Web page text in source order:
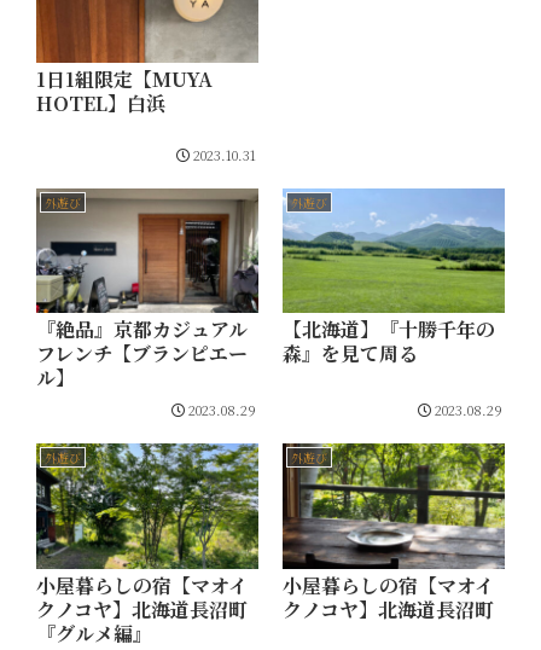
1日1組限定【MUYA
HOTEL】白浜
2023.10.31
外遊び
『絶品』京都カジュアル
フレンチ【ブランピエー
ル】
2023.08.29
外遊び
【北海道】『十勝千年の
森』を見て周る
2023.08.29
外遊び
小屋暮らしの宿【マオイ
クノコヤ】北海道長沼町
『グルメ編』
外遊び
小屋暮らしの宿【マオイ
クノコヤ】北海道長沼町